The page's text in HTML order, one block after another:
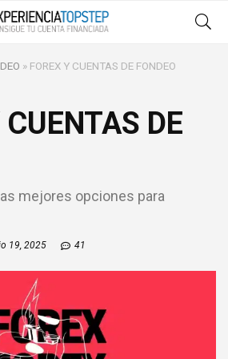
» FOREX Y CUENTAS DE FONDEO
DE
mejores opciones para
19, 2025 41